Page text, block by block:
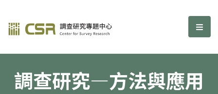
調查研究—方法與應用期刊 選
調查研究—方法與應用